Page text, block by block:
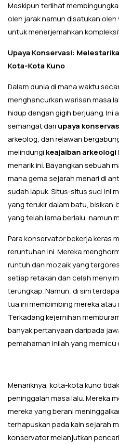
Meskipun terlihat
oleh jarak namun disatukan
untuk menerjemahkan
Upaya Konservasi:
Kota-Kota Kuno
Dalam dunia di mana waktu
menghancurkan warisan masa
hidup dengan gigih berjuang. Ini
semangat dari upaya
arkeolog, dan relawan
melindungi keajaiban arkeologi
menarik ini. Bayangkan sebuah
mana gema sejarah menari di
sudah lapuk. Situs-situs suci ini
yang terukir dalam batu,
yang telah lama berlalu, namun
Para konservator bekerja keras
reruntuhan ini. Mereka
runtuh dan mozaik yang
setiap retakan dan celah
terungkap. Namun, di sini
tua ini membimbing mereka
Terkadang kejernihan
banyak pertanyaan daripada
pemahaman inilah yang memicu
Menariknya, kota-kota kuno
peninggalan masa lalu. Mereka
mereka yang berani
terhapuskan pada kain sejarah
konservator melanjutkan